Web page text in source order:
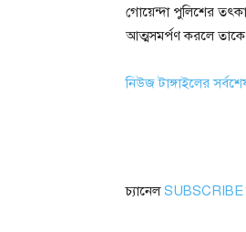
গোয়েন্দা পুলিশের
আত্মসমর্পণ করলে তাকে
নিউজ টাঙ্গাইলের
চ্যানেলSUBSCRIBE